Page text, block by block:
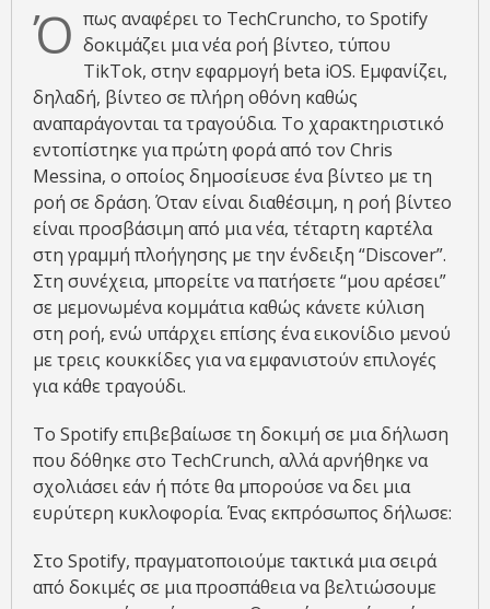
Ό πως αναφέρει το TechCrunchο, το Spotify
δοκιμάζει μια νέα ροή βίντεο, τύπου
TikTok, στην εφαρμογή beta iOS. Eμφανίζει,
δηλαδή, βίντεο σε πλήρη οθόνη καθώς
αναπαράγονται τα τραγούδια. Το χαρακτηριστικό
εντοπίστηκε για πρώτη φορά από τον Chris
Messina, ο οποίος δημοσίευσε ένα βίντεο με τη
ροή σε δράση. Όταν είναι διαθέσιμη, η ροή βίντεο
είναι προσβάσιμη από μια νέα, τέταρτη καρτέλα
στη γραμμή πλοήγησης με την ένδειξη “Discover”.
Στη συνέχεια, μπορείτε να πατήσετε “μου αρέσει”
σε μεμονωμένα κομμάτια καθώς κάνετε κύλιση
στη ροή, ενώ υπάρχει επίσης ένα εικονίδιο μενού
με τρεις κουκκίδες για να εμφανιστούν επιλογές
για κάθε τραγούδι.
Το Spotify επιβεβαίωσε τη δοκιμή σε μια δήλωση
που δόθηκε στο TechCrunch, αλλά αρνήθηκε να
σχολιάσει εάν ή πότε θα μπορούσε να δει μια
ευρύτερη κυκλοφορία. Ένας εκπρόσωπος δήλωσε:
Στο Spotify, πραγματοποιούμε τακτικά μια σειρά
από δοκιμές σε μια προσπάθεια να βελτιώσουμε